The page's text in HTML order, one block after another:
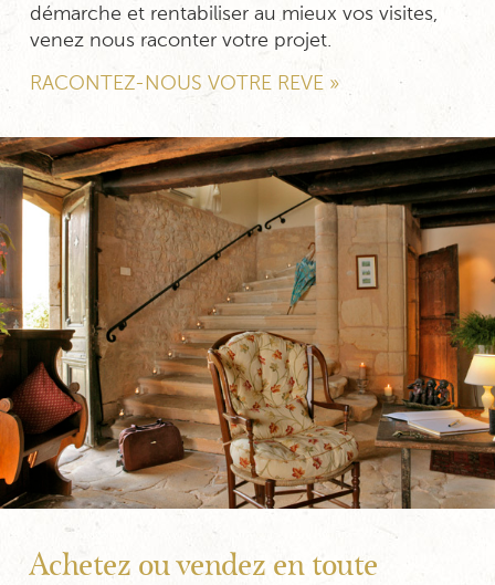
démarche et rentabiliser au mieux vos visites,
venez nous raconter votre projet.
RACONTEZ-NOUS VOTRE REVE »
Achetez ou vendez en toute